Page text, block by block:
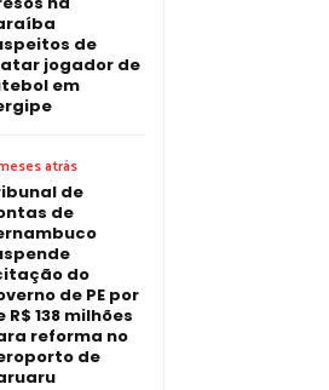
de
jogador de
em
atrás
de
de
do
de PE por
R$ 138 milhões
reforma no
de